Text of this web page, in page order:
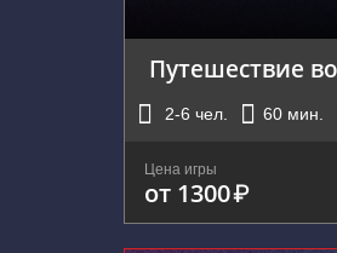
Путешествие
2-6 чел. 60 мин.
Цена игры
от 1300₽